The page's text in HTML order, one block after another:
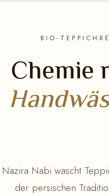
BIO-
Chemie
Nazira Nabi wäscht
der persischen